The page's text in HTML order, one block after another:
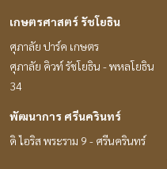
เกษตรศาสตร์ รัชโยธิน
ศุภาลัย ปาร์ค เกษตร
ศุภาลัย คิวท์ รัชโยธิน - พหลโยธิน
34
พัฒนาการ ศรีนครินทร์
ดิ ไอริส พระราม 9 - ศรีนครินทร์